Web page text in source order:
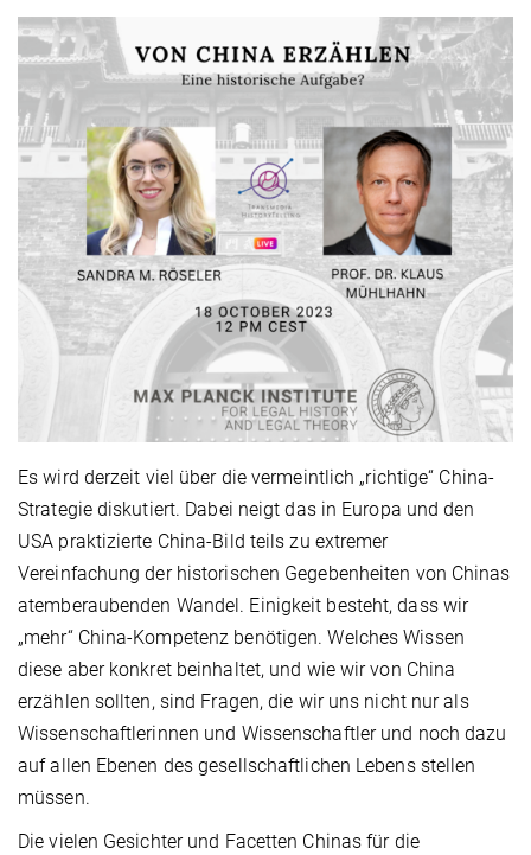
Es wird derzeit viel über die vermeintlich „richtige“ China-
Strategie diskutiert. Dabei neigt das in Europa und den
USA praktizierte China-Bild teils zu extremer
Vereinfachung der historischen Gegebenheiten von Chinas
atemberaubenden Wandel. Einigkeit besteht, dass wir
„mehr“ China-Kompetenz benötigen. Welches Wissen
diese aber konkret beinhaltet, und wie wir von China
erzählen sollten, sind Fragen, die wir uns nicht nur als
Wissenschaftlerinnen und Wissenschaftler und noch dazu
auf allen Ebenen des gesellschaftlichen Lebens stellen
müssen.
Die vielen Gesichter und Facetten Chinas für die